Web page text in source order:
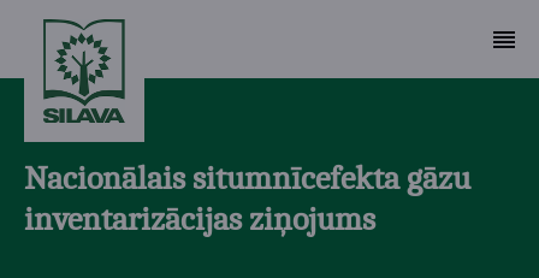
Nacionālais situmnīcefekta gāzu
inventarizācijas ziņojums